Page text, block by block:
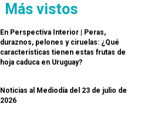
Más vistos
En Perspectiva Interior | Peras,
duraznos, pelones y ciruelas: ¿Qué
características tienen estas frutas de
hoja caduca en Uruguay?
Noticias al Mediodía del 23 de julio de
2026